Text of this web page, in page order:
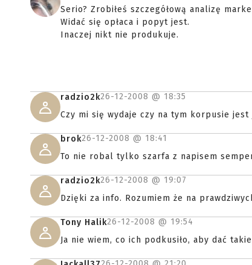
Serio? Zrobiłeś szczegółową analizę
Widać się opłaca i popyt jest.
Inaczej nikt nie produkuje.
radzio2k26-12-2008 @ 18:35
Czy mi się wydaje czy na tym korpusie
brok26-12-2008 @ 18:41
To nie robal tylko szarfa z napisem
radzio2k26-12-2008 @ 19:07
Dzięki za info. Rozumiem że na
Tony Halik26-12-2008 @ 19:54
Ja nie wiem, co ich podkusiło, aby dać